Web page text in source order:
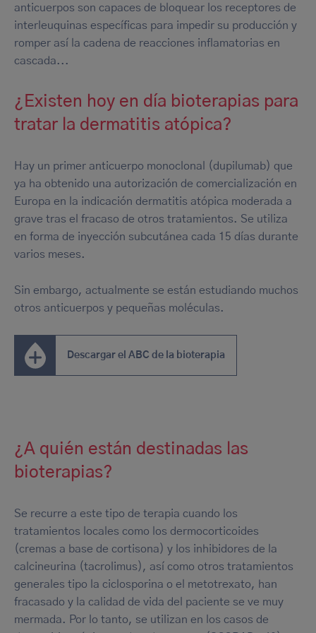
anticuerpos son capaces de bloquear los receptores de
interleuquinas específicas para impedir su producción y
romper así la cadena de reacciones inflamatorias en
cascada...
¿Existen hoy en día bioterapias para
tratar la dermatitis atópica?
Hay un primer anticuerpo monoclonal (dupilumab) que
ya ha obtenido una autorización de comercialización en
Europa en la indicación dermatitis atópica moderada a
grave tras el fracaso de otros tratamientos. Se utiliza
en forma de inyección subcutánea cada 15 días durante
varios meses.
Sin embargo, actualmente se están estudiando muchos
otros anticuerpos y pequeñas moléculas.
Descargar el ABC de la bioterapia
¿A quién están destinadas las
bioterapias?
Se recurre a este tipo de terapia cuando los
tratamientos locales como los dermocorticoides
(cremas a base de cortisona) y los inhibidores de la
calcineurina (tacrolimus), así como otros tratamientos
generales tipo la ciclosporina o el metotrexato, han
fracasado y la calidad de vida del paciente se ve muy
mermada. Por lo tanto, se utilizan en los casos de